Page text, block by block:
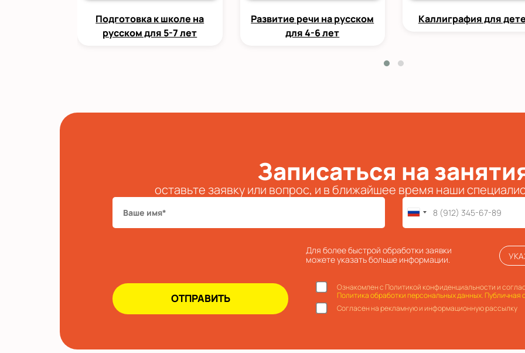
Подготовка к школе на
русском для 5-7 лет
Развитие речи на русском
для 4-6 лет
Каллиграфия для
Записаться на
оставьте заявку или вопрос, и в ближайшее время наши
Для более быстрой обработки заявки
можете указать больше информации.
Ознакомлен с Политикой конфиденциальности и
Политика обработки персональных данных.Публичная
Согласен на рекламную и информационную рассылку